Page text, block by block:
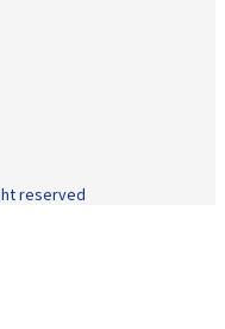
reserved